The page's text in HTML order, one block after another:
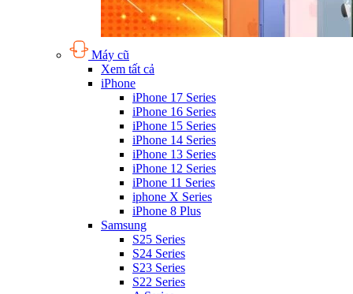
Máy cũ
Xem tất cả
iPhone
iPhone 17 Series
iPhone 16 Series
iPhone 15 Series
iPhone 14 Series
iPhone 13 Series
iPhone 12 Series
iPhone 11 Series
iphone X Series
iPhone 8 Plus
Samsung
S25 Series
S24 Series
S23 Series
S22 Series